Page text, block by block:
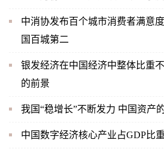
中消协发布百个城市消费者满意
国百城第二
银发经济在中国经济中整体比重
的前景
我国“稳增长”不断发力 中国资产
中国数字经济核心产业占GDP比